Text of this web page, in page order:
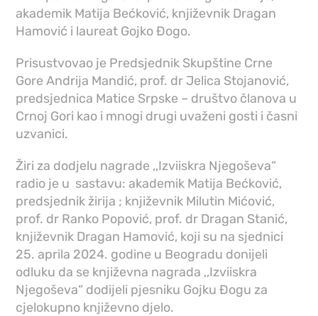
akademik Matija Bećković, književnik Dragan
Hamović i laureat Gojko Đogo.
Prisustvovao je Predsjednik Skupštine Crne
Gore Andrija Mandić, prof. dr Jelica Stojanović,
predsjednica Matice Srpske – društvo članova u
Crnoj Gori kao i mnogi drugi uvaženi gosti i časni
uzvanici.
Žiri za dodjelu nagrade ,,Izviiskra Njegoševa“
radio je u sastavu: akademik Matija Bećković,
predsjednik žirija ; književnik Milutin Mićović,
prof. dr Ranko Popović, prof. dr Dragan Stanić,
književnik Dragan Hamović, koji su na sjednici
25. aprila 2024. godine u Beogradu donijeli
odluku da se književna nagrada ,,Izviiskra
Njegoševa“ dodijeli pjesniku Gojku Đogu za
cjelokupno književno djelo.